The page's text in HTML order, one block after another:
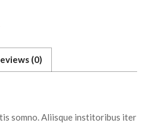
(0)
somno. Aliisque institoribus iter